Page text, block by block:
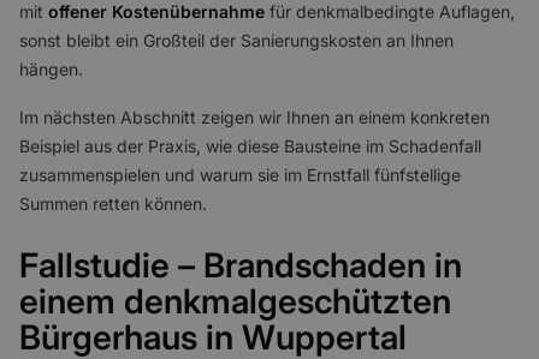
mit offener Kostenübernahme für denkmalbedingte Auflagen,
sonst bleibt ein Großteil der Sanierungskosten an Ihnen
hängen.
Im nächsten Abschnitt zeigen wir Ihnen an einem konkreten
Beispiel aus der Praxis, wie diese Bausteine im Schadenfall
zusammenspielen und warum sie im Ernstfall fünfstellige
Summen retten können.
Fallstudie – Brandschaden in
einem denkmalgeschützten
Bürgerhaus in Wuppertal